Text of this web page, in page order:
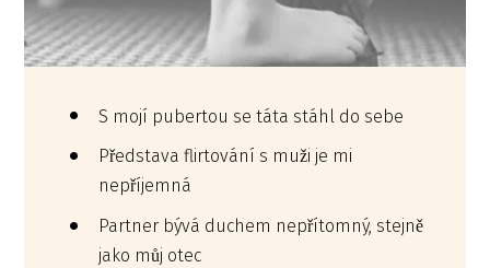
S mojí pubertou se táta stáhl do sebe
Představa flirtování s muži je mi
nepříjemná
Partner bývá duchem nepřítomný, stejně
jako můj otec